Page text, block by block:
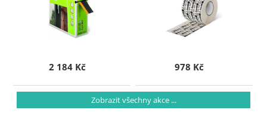
2 184 Kč 978 Kč
Zobrazit všechny akce ...